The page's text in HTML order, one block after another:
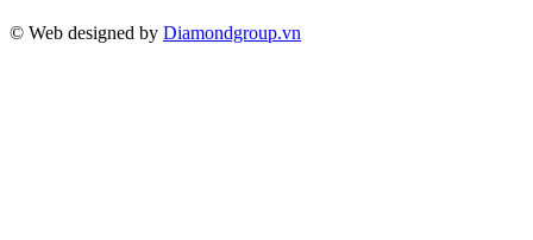
© Web designed by Diamondgroup.vn